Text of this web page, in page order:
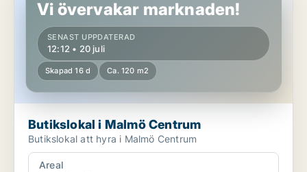
Vi övervakar marknaden!
SENAST UPPDATERAD
12:12 • 20 juli
Skapad 16 d Ca. 120 m2
Butikslokal i Malmö Centrum
Butikslokal att hyra i Malmö Centrum
Areal